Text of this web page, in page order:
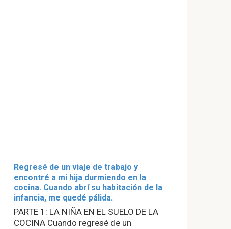
Regresé de un viaje de trabajo y
encontré a mi hija durmiendo en la
cocina. Cuando abrí su habitación de la
infancia, me quedé pálida.
PARTE 1: LA NIÑA EN EL SUELO DE LA
COCINA Cuando regresé de un